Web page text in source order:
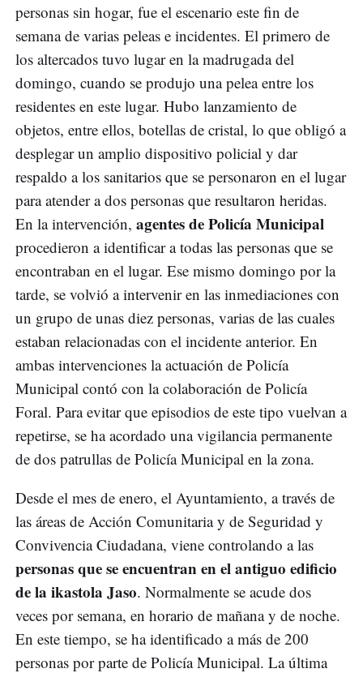
personas sin hogar, fue el escenario este fin de
semana de varias peleas e incidentes. El primero de
los altercados tuvo lugar en la madrugada del
domingo, cuando se produjo una pelea entre los
residentes en este lugar. Hubo lanzamiento de
objetos, entre ellos, botellas de cristal, lo que obligó a
desplegar un amplio dispositivo policial y dar
respaldo a los sanitarios que se personaron en el lugar
para atender a dos personas que resultaron heridas.
En la intervención, agentes de Policía Municipal
procedieron a identificar a todas las personas que se
encontraban en el lugar. Ese mismo domingo por la
tarde, se volvió a intervenir en las inmediaciones con
un grupo de unas diez personas, varias de las cuales
estaban relacionadas con el incidente anterior. En
ambas intervenciones la actuación de Policía
Municipal contó con la colaboración de Policía
Foral. Para evitar que episodios de este tipo vuelvan a
repetirse, se ha acordado una vigilancia permanente
de dos patrullas de Policía Municipal en la zona.
Desde el mes de enero, el Ayuntamiento, a través de
las áreas de Acción Comunitaria y de Seguridad y
Convivencia Ciudadana, viene controlando a las
personas que se encuentran en el antiguo edificio
de la ikastola Jaso. Normalmente se acude dos
veces por semana, en horario de mañana y de noche.
En este tiempo, se ha identificado a más de 200
personas por parte de Policía Municipal. La última